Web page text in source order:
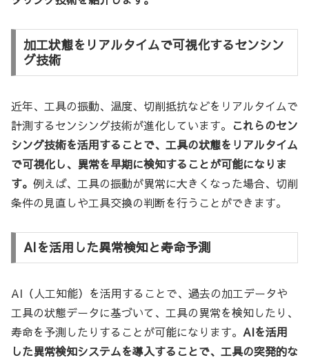
加工状態をリアルタイムで可視化するセンシン
グ技術
近年、工具の振動、温度、切削抵抗などをリアルタイムで
計測するセンシング技術が進化しています。 これらのセン
シング技術を活用することで、工具の状態をリアルタイム
で可視化し、異常を早期に検知することが可能になりま
す。 例えば、工具の振動が異常に大きくなった場合、切削
条件の見直しや工具交換の判断を行うことができます。
AIを活用した異常検知と寿命予測
AI（人工知能）を活用することで、過去の加工データや
工具の状態データに基づいて、工具の異常を検知したり、
寿命を予測したりすることが可能になります。 AIを活用
した異常検知システムを導入することで、工具の突発的な